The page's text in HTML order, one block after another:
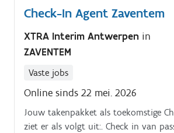
Check-In Agent Zaventem
XTRA Interim Antwerpen in
ZAVENTEM
Vaste jobs
Online sinds 22 mei. 2026
Jouw takenpakket als toekomstige
ziet er als volgt uit:. Check in van